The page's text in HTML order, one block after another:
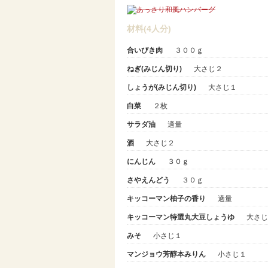
材料(4人分)
合いびき肉 ３００ｇ
ねぎ(みじん切り) 大さじ２
しょうが(みじん切り) 大さじ１
白菜 ２枚
サラダ油 適量
酒 大さじ２
にんじん ３０ｇ
さやえんどう ３０ｇ
キッコーマン柚子の香り 適量
キッコーマン特選丸大豆しょうゆ 大さ
みそ 小さじ１
マンジョウ芳醇本みりん 小さじ１